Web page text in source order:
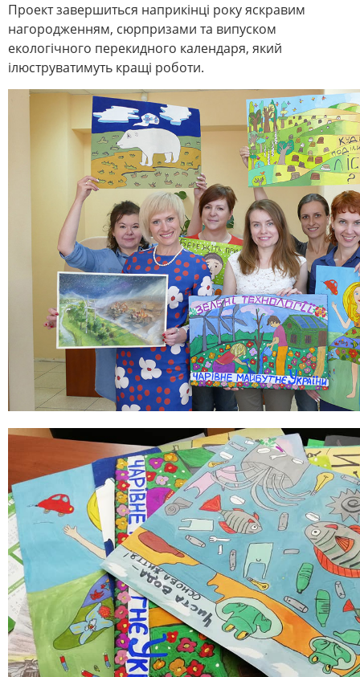
Проект завершиться наприкінці року яскравим
нагородженням, сюрпризами та випуском
екологічного перекидного календаря, який
ілюструватимуть кращі роботи.